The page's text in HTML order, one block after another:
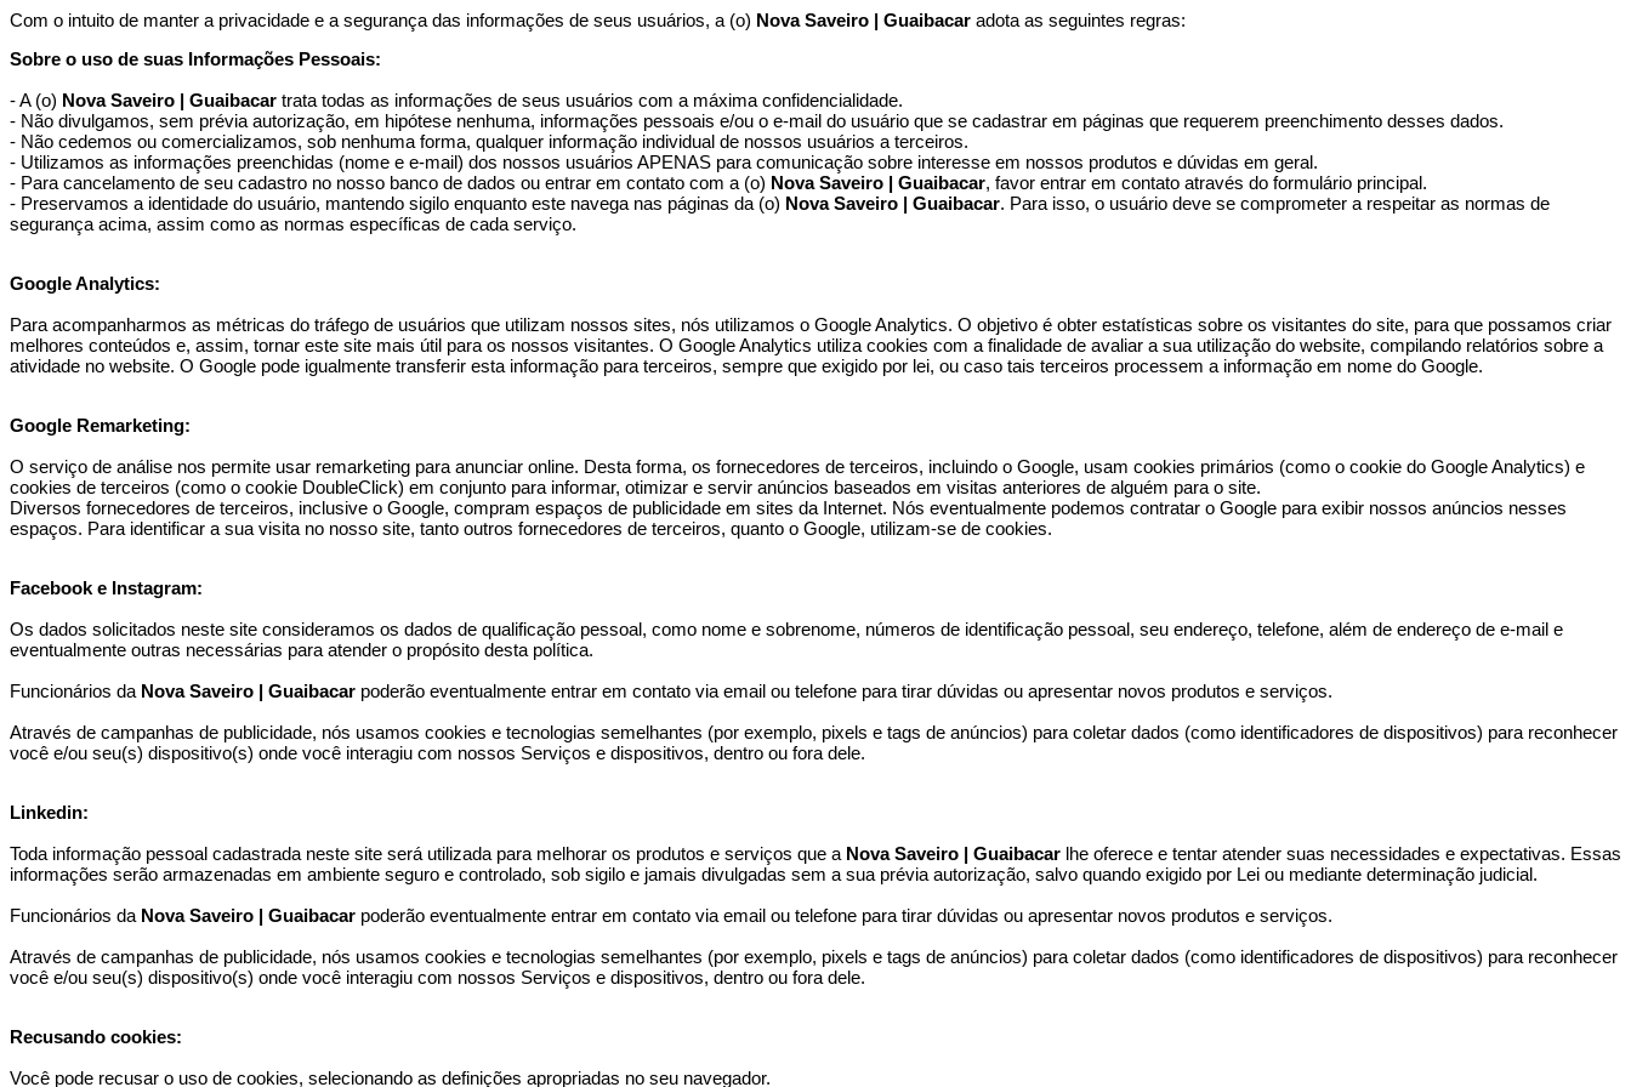
Com o intuito de manter a privacidade e a segurança das informações de seus usuários, a (o) Nova Saveiro | Guaibacar adota as seguintes regras:
Sobre o uso de suas Informações Pessoais:
- A (o) Nova Saveiro | Guaibacar trata todas as informações de seus usuários com a máxima confidencialidade.
- Não divulgamos, sem prévia autorização, em hipótese nenhuma, informações pessoais e/ou o e-mail do usuário que se cadastrar em páginas que requerem preenchimento desses dados.
- Não cedemos ou comercializamos, sob nenhuma forma, qualquer informação individual de nossos usuários a terceiros.
- Utilizamos as informações preenchidas (nome e e-mail) dos nossos usuários APENAS para comunicação sobre interesse em nossos produtos e dúvidas em geral.
- Para cancelamento de seu cadastro no nosso banco de dados ou entrar em contato com a (o) Nova Saveiro | Guaibacar, favor entrar em contato através do formulário principal.
- Preservamos a identidade do usuário, mantendo sigilo enquanto este navega nas páginas da (o) Nova Saveiro | Guaibacar. Para isso, o usuário deve se comprometer a respeitar as normas de
segurança acima, assim como as normas específicas de cada serviço.
Google Analytics:
Para acompanharmos as métricas do tráfego de usuários que utilizam nossos sites, nós utilizamos o Google Analytics. O objetivo é obter estatísticas sobre os visitantes do site, para que possamos criar
melhores conteúdos e, assim, tornar este site mais útil para os nossos visitantes. O Google Analytics utiliza cookies com a finalidade de avaliar a sua utilização do website, compilando relatórios sobre a
atividade no website. O Google pode igualmente transferir esta informação para terceiros, sempre que exigido por lei, ou caso tais terceiros processem a informação em nome do Google.
Google Remarketing:
O serviço de análise nos permite usar remarketing para anunciar online. Desta forma, os fornecedores de terceiros, incluindo o Google, usam cookies primários (como o cookie do Google Analytics) e
cookies de terceiros (como o cookie DoubleClick) em conjunto para informar, otimizar e servir anúncios baseados em visitas anteriores de alguém para o site.
Diversos fornecedores de terceiros, inclusive o Google, compram espaços de publicidade em sites da Internet. Nós eventualmente podemos contratar o Google para exibir nossos anúncios nesses
espaços. Para identificar a sua visita no nosso site, tanto outros fornecedores de terceiros, quanto o Google, utilizam-se de cookies.
Facebook e Instagram:
Os dados solicitados neste site consideramos os dados de qualificação pessoal, como nome e sobrenome, números de identificação pessoal, seu endereço, telefone, além de endereço de e-mail e
eventualmente outras necessárias para atender o propósito desta política.
Funcionários da Nova Saveiro | Guaibacar poderão eventualmente entrar em contato via email ou telefone para tirar dúvidas ou apresentar novos produtos e serviços.
Através de campanhas de publicidade, nós usamos cookies e tecnologias semelhantes (por exemplo, pixels e tags de anúncios) para coletar dados (como identificadores de dispositivos) para reconhecer
você e/ou seu(s) dispositivo(s) onde você interagiu com nossos Serviços e dispositivos, dentro ou fora dele.
Linkedin:
Toda informação pessoal cadastrada neste site será utilizada para melhorar os produtos e serviços que a Nova Saveiro | Guaibacar lhe oferece e tentar atender suas necessidades e expectativas. Essas
informações serão armazenadas em ambiente seguro e controlado, sob sigilo e jamais divulgadas sem a sua prévia autorização, salvo quando exigido por Lei ou mediante determinação judicial.
Funcionários da Nova Saveiro | Guaibacar poderão eventualmente entrar em contato via email ou telefone para tirar dúvidas ou apresentar novos produtos e serviços.
Através de campanhas de publicidade, nós usamos cookies e tecnologias semelhantes (por exemplo, pixels e tags de anúncios) para coletar dados (como identificadores de dispositivos) para reconhecer
você e/ou seu(s) dispositivo(s) onde você interagiu com nossos Serviços e dispositivos, dentro ou fora dele.
Recusando cookies:
Você pode recusar o uso de cookies, selecionando as definições apropriadas no seu navegador.